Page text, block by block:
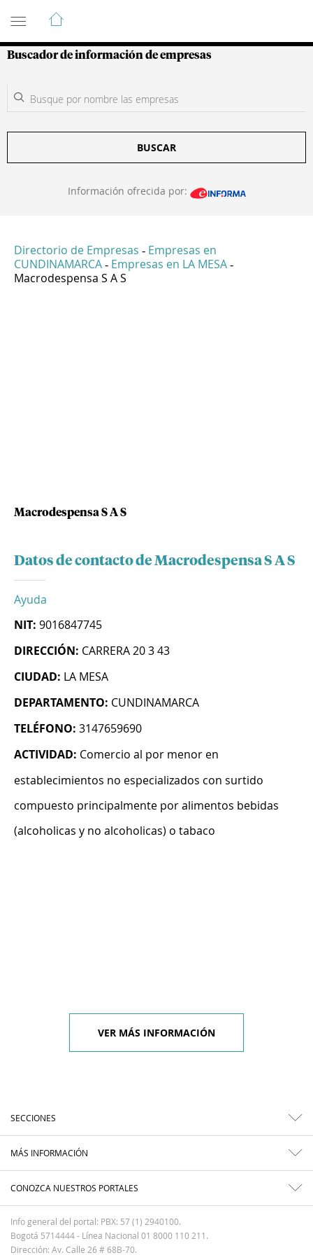
Guía de Empresas Colombianas
Buscador de información de empresas
BUSCAR
Información ofrecida por:
Directorio de Empresas - Empresas en
CUNDINAMARCA - Empresas en LA MESA -
Macrodespensa S A S
Macrodespensa S A S
Datos de contacto de Macrodespensa S A S
Ayuda
NIT: 9016847745
DIRECCIÓN: CARRERA 20 3 43
CIUDAD: LA MESA
DEPARTAMENTO: CUNDINAMARCA
TELÉFONO: 3147659690
ACTIVIDAD: Comercio al por menor en
establecimientos no especializados con surtido
compuesto principalmente por alimentos bebidas
(alcoholicas y no alcoholicas) o tabaco
VER MÁS INFORMACIÓN
SECCIONES
MÁS INFORMACIÓN
CONOZCA NUESTROS PORTALES
Info general del portal: PBX: 57 (1) 2940100.
Bogotá 5714444 - Línea Nacional 01 8000 110 211.
Dirección: Av. Calle 26 # 68B-70.